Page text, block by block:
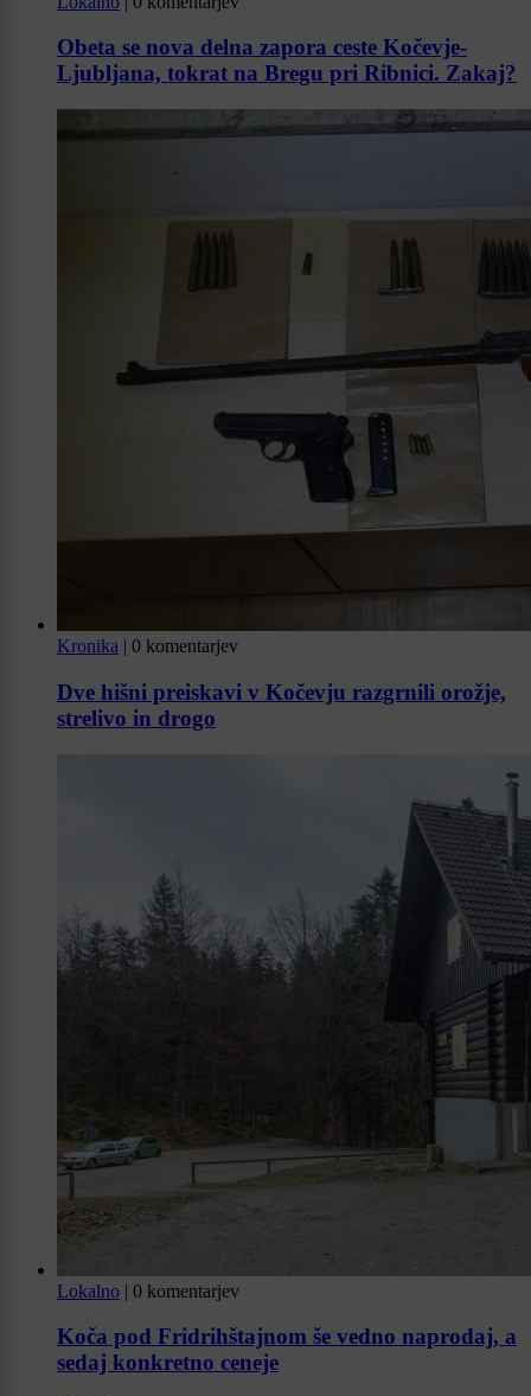
Obeta se nova delna zapora ceste Kočevje-
Ljubljana, tokrat na Bregu pri Ribnici. Zakaj?
Kronika | 0 komentarjev
Dve hišni preiskavi v Kočevju razgrnili orožje,
strelivo in drogo
Lokalno | 0 komentarjev
Koča pod Fridrihštajnom še vedno naprodaj, a
sedaj konkretno ceneje